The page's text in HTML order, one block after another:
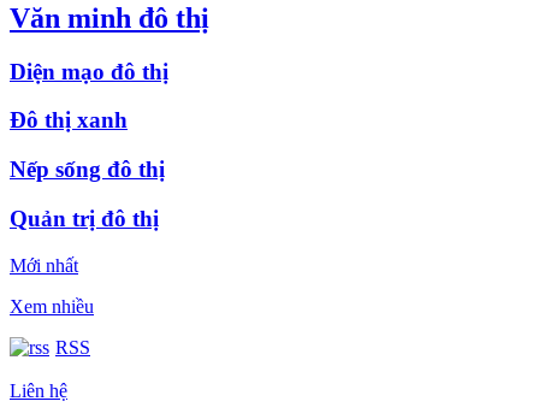
Văn minh đô thị
Diện mạo đô thị
Đô thị xanh
Nếp sống đô thị
Quản trị đô thị
Mới nhất
Xem nhiều
RSS
Liên hệ